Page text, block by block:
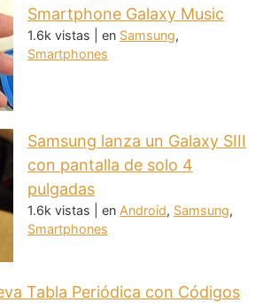
Smartphone Galaxy Music
1.6k vistas en Samsung,
Smartphones
Samsung lanza un Galaxy SIII
con pantalla de solo 4
pulgadas
1.6k vistas en Android, Samsung,
Smartphones
Tabla Periódica con Códigos